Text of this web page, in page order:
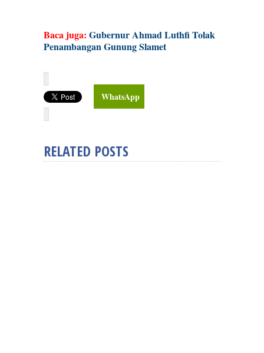
Baca juga: Gubernur Ahmad Luthfi Tolak
Penambangan Gunung Slamet
WhatsApp
RELATED POSTS